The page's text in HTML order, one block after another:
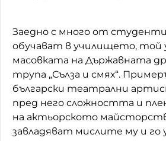
Заедно с много от
обучават в училището, той
масовката на Държавната
трупа „Сълза и смях“.
български театрални
пред него сложността и
на актьорското
завладяват мислите му и го